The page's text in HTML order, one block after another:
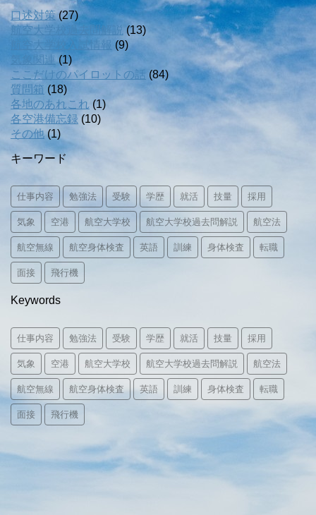
口述対策(27)
航空大学校過去問解説(13)
航空大学校入試情報 (9)
気象関連(1)
ここだけのパイロットの話 (84)
質問箱 (18)
各地のあれこれ (1)
各空港備忘録 (10)
その他(1)
キーワード
仕事内容 勉強法 受験 学歴 就活 技量 採用
気象 空港 航空大学校 航空大学校過去問解説 航空法
航空無線 航空身体検査 英語 訓練 身体検査 転職
面接 飛行機
Keywords
仕事内容 勉強法 受験 学歴 就活 技量 採用
気象 空港 航空大学校 航空大学校過去問解説 航空法
航空無線 航空身体検査 英語 訓練 身体検査 転職
面接 飛行機